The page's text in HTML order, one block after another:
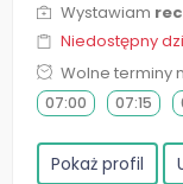
Wystawiam
Niedostępny
Wolne terminy
07:00 07:15
Pokaż profil